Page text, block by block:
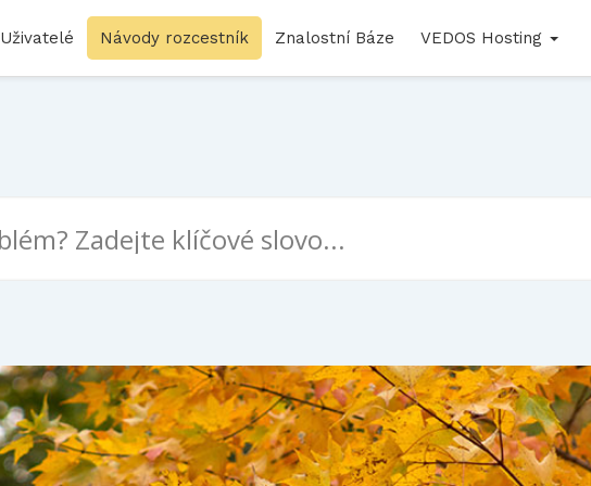
Uživatelé Návody rozcestník Znalostní Báze VEDOS Hosting